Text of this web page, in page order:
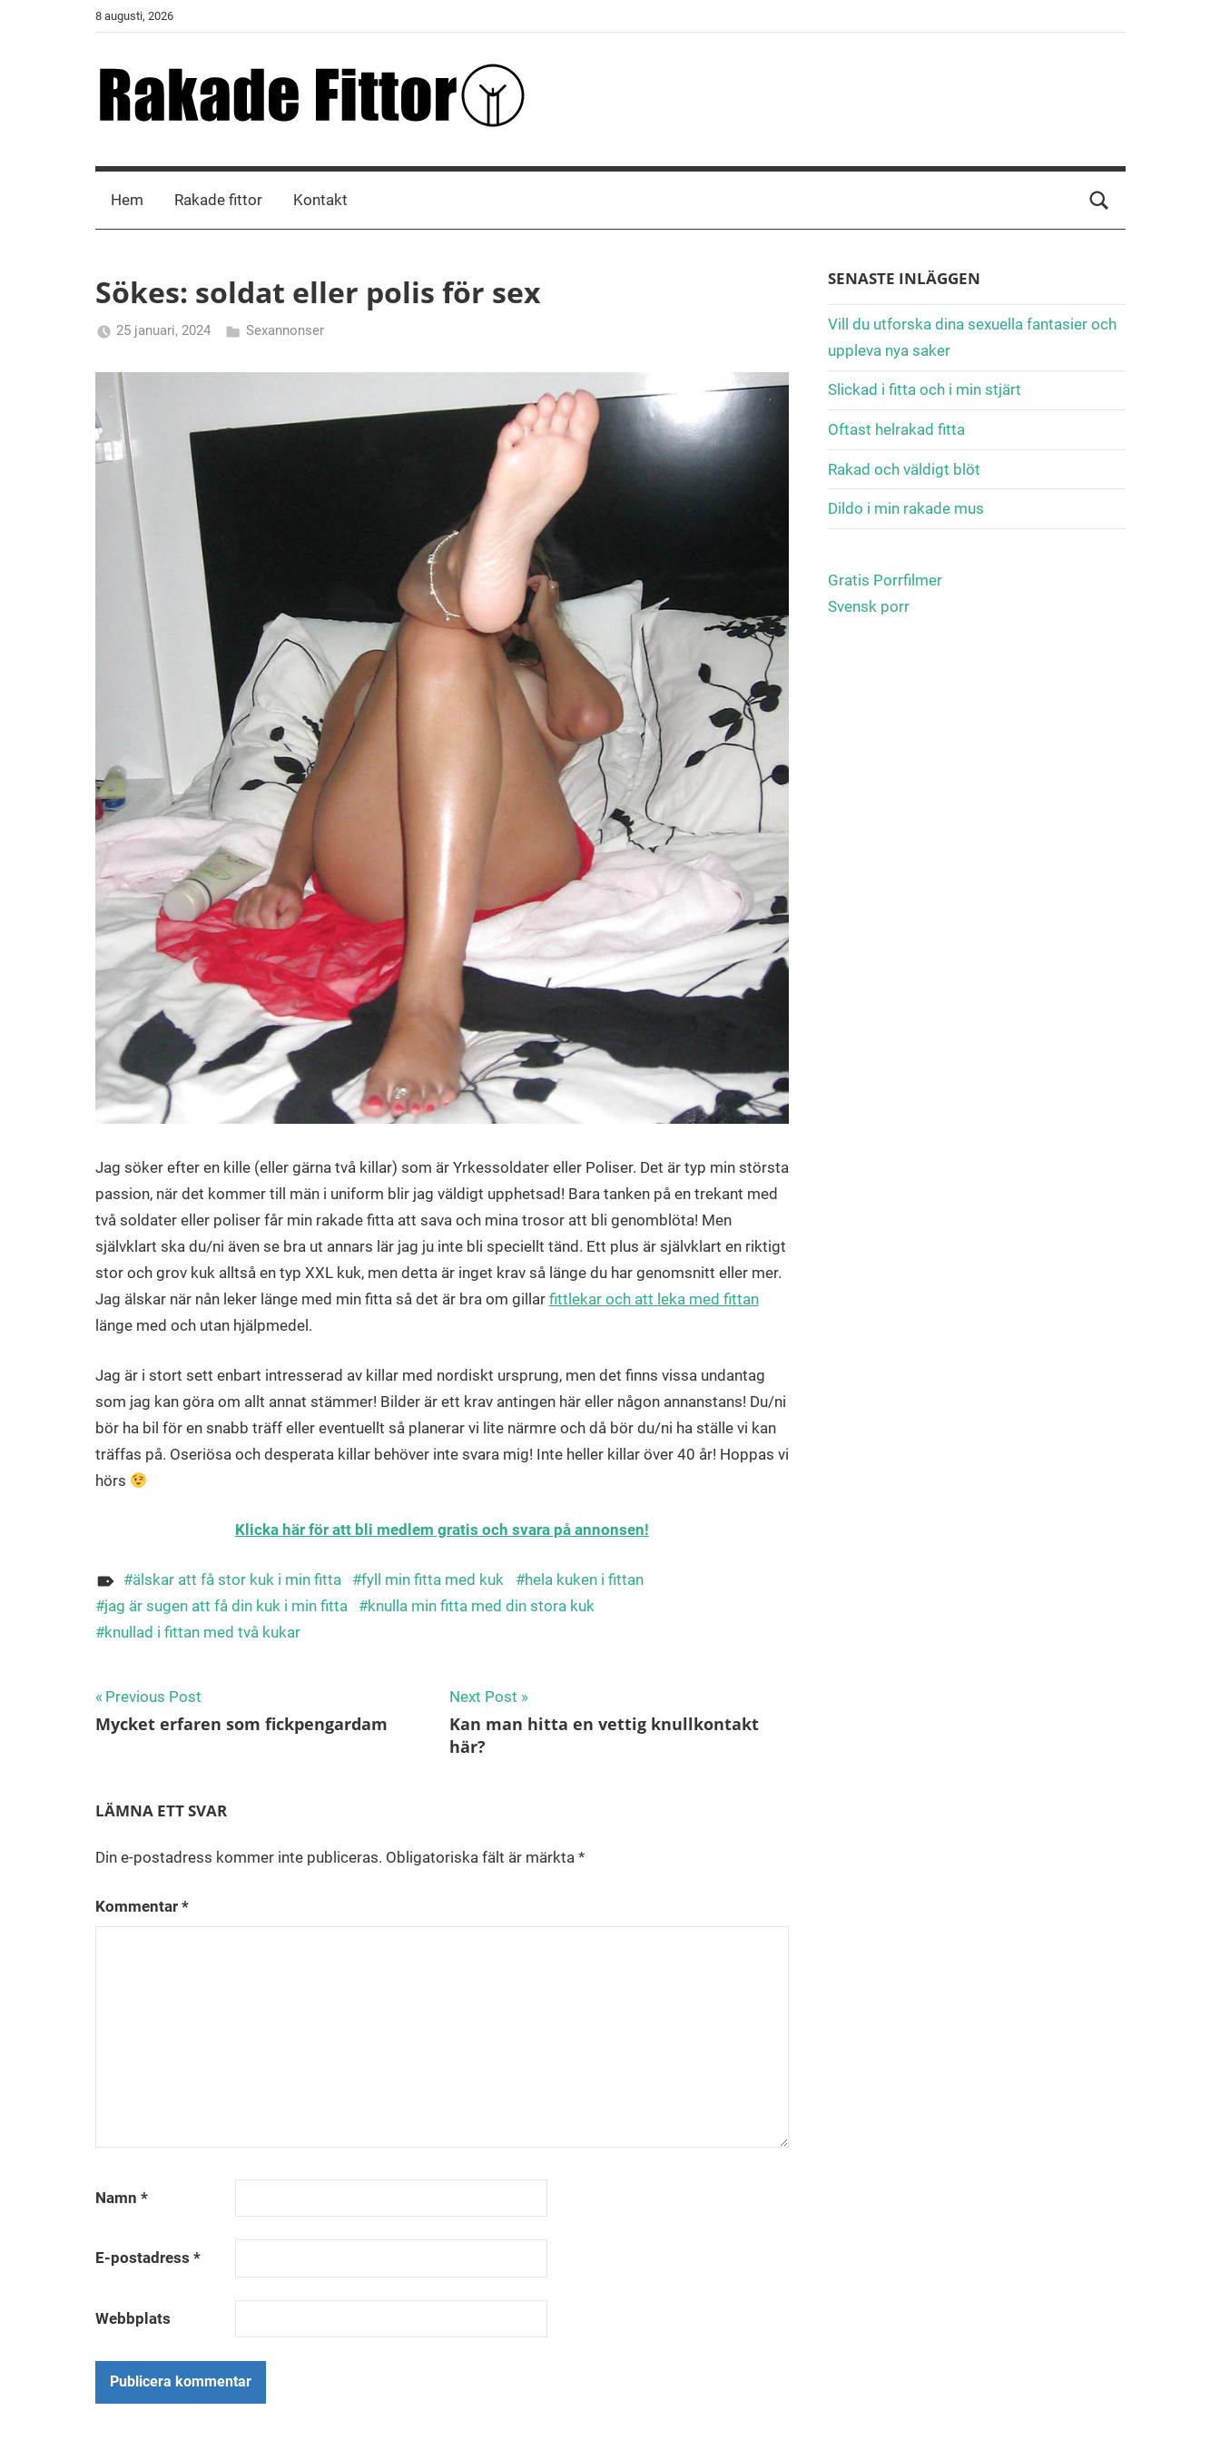
8 augusti, 2026
Rakade
Fittor
Hem Rakade fittor Kontakt
Sökes: soldat eller polis för sex
25 januari, 2024
Sexannonser
Jag söker efter en kille (eller gärna två killar) som är Yrkessoldater eller Poliser. Det är typ min största
passion, när det kommer till män i uniform blir jag väldigt upphetsad! Bara tanken på en trekant med
två soldater eller poliser får min rakade fitta att sava och mina trosor att bli genomblöta! Men
självklart ska du/ni även se bra ut annars lär jag ju inte bli speciellt tänd. Ett plus är självklart en riktigt
stor och grov kuk alltså en typ XXL kuk, men detta är inget krav så länge du har genomsnitt eller mer.
Jag älskar när nån leker länge med min fitta så det är bra om gillar fittlekar och att leka med fittan
länge med och utan hjälpmedel.
Jag är i stort sett enbart intresserad av killar med nordiskt ursprung, men det finns vissa undantag
som jag kan göra om allt annat stämmer! Bilder är ett krav antingen här eller någon annanstans! Du/ni
bör ha bil för en snabb träff eller eventuellt så planerar vi lite närmre och då bör du/ni ha ställe vi kan
träffas på. Oseriösa och desperata killar behöver inte svara mig! Inte heller killar över 40 år! Hoppas vi
hörs
Klicka här för att bli medlem gratis och svara på annonsen!
älskar att få stor kuk i min fitta fyll min fitta med kuk
hela kuken i fittan
jag är sugen att få din kuk i min fitta
knulla min fitta med din stora kuk
knullad i fittan med två kukar
Inläggsnavigering
Previous Post
Mycket erfaren som fickpengardam
Next Post
Kan man hitta en vettig knullkontakt
här?
LÄMNA ETT SVAR
Din e-postadress kommer inte publiceras. Obligatoriska fält är märkta *
Kommentar *
Namn *
E-postadress *
Webbplats
SENASTE INLÄGGEN
Vill du utforska dina sexuella fantasier och
uppleva nya saker
Slickad i fitta och i min stjärt
Oftast helrakad fitta
Rakad och väldigt blöt
Dildo i min rakade mus
Gratis Porrfilmer
Svensk porr